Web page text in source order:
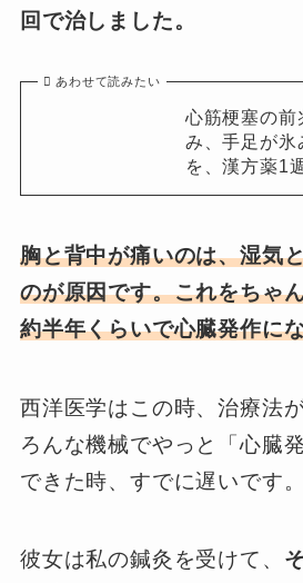
回で治しました。
あわせて読みたい
心筋梗塞の前
み、手足が氷
を、漢方薬1
胸と背中が痛いのは、湿気
のが原因です。これをちゃ
約半年くらいで心臓発作に
西洋医学はこの時、治療法
ろんな機械でやっと「心臓
できた時、すでに遅いです。
彼女は私の鍼灸を受けて、